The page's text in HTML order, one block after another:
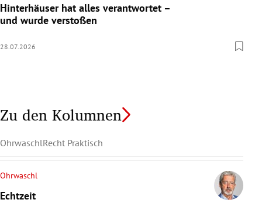
Hinterhäuser hat alles verantwortet –
und wurde verstoßen
28.07.2026
Zu den Kolumnen
OhrwaschlRecht Praktisch
Ohrwaschl
Echtzeit